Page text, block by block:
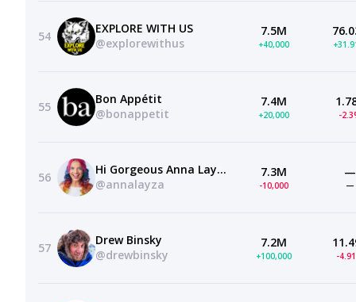
54
EXPLORE WITH US
@explorewithus
7.5M
+40,000
55
Bon Appétit
@bonappetit
7.4M
+20,000 -
56
Hi Gorgeous Anna Layza
@annalayza
7.3M
-10,000
—
—
57
Drew Binsky
@drewbinsky
7.2M
+100,000 -